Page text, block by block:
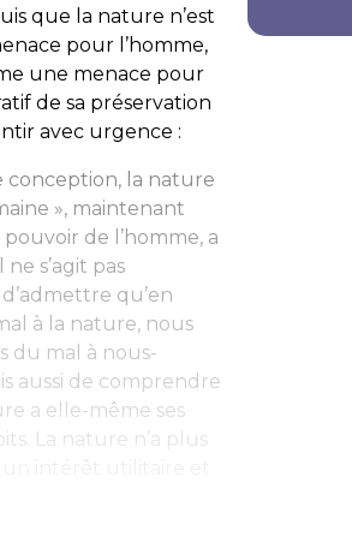
que la nature n’est
pour l’homme,
une menace pour
de sa préservation
avec urgence :
conception, la nature
», maintenant
de l’homme, a
s’agit pas
qu’en
à la nature, nous
du mal à nous-
aussi de comprendre
a elle-même ses
La nature n’a plus